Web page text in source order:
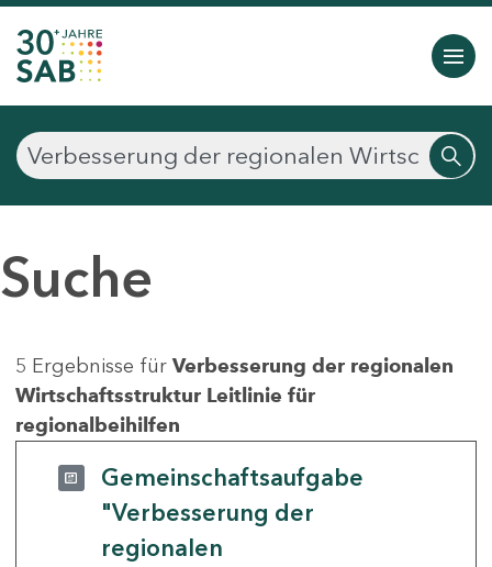
Suche
5 Ergebnisse für Verbesserung der regionalen
Wirtschaftsstruktur Leitlinie für
regionalbeihilfen
Gemeinschaftsaufgabe
"Verbesserung der
regionalen